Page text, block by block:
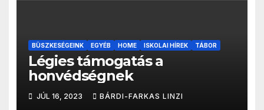
BÜSZKESÉGEINK EGYÉB HOME ISKOLAI HÍREK TÁBOR
Légies támogatás a
honvédségnek
JÚL 16, 2023 BÁRDI-FARKAS LINZI